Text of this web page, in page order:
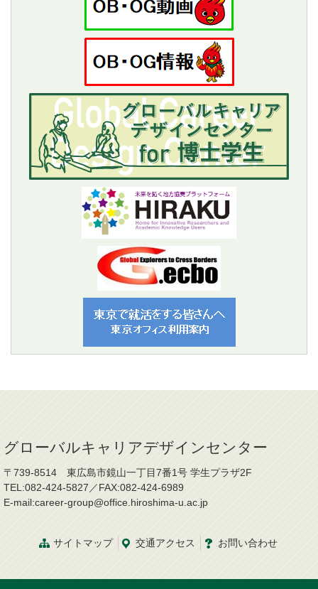
グローバルキャリアデザインセンター
〒739-8514 東広島市鏡山一丁目7番1号 学生プラザ2F
TEL:082-424-5827／FAX:082-424-6989
E-mail:career-group@office.hiroshima-u.ac.jp
サイトマップ 交通アクセス お問い合わせ